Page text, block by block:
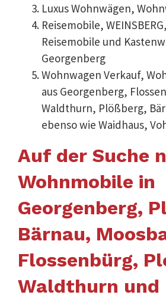
Luxus Wohnwägen,
Reisemobile,
Reisemobile und
Georgenberg
Wohnwagen Verkauf,
aus Georgenberg,
Waldthurn, Plößberg,
ebenso wie Waidhaus,
Auf der Suche
Wohnmobile in
Georgenberg,
Bärnau,
Flossenbürg,
Waldthurn und